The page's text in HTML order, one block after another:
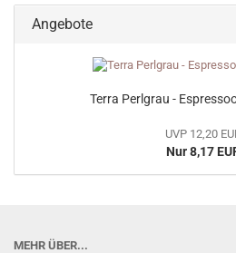
Angebote
Terra Perlgrau -
UVP 12,20
Nur 8,17
MEHR ÜBER...